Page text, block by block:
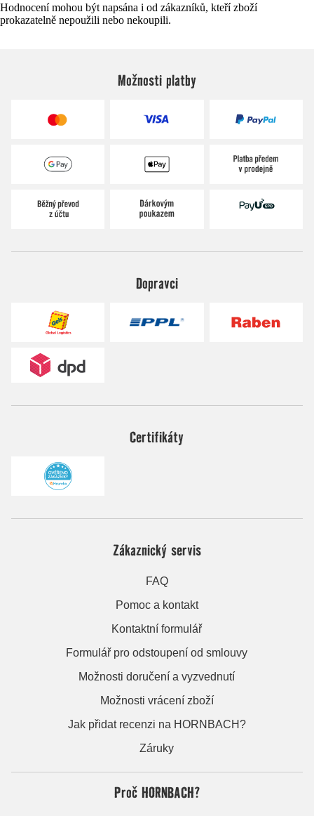
Hodnocení mohou být napsána i od zákazníků, kteří zboží
prokazatelně nepoužili nebo nekoupili.
Možnosti platby
Dopravci
Certifikáty
Zákaznický servis
FAQ
Pomoc a kontakt
Kontaktní formulář
Formulář pro odstoupení od smlouvy
Možnosti doručení a vyzvednutí
Možnosti vrácení zboží
Jak přidat recenzi na HORNBACH?
Záruky
Proč HORNBACH?